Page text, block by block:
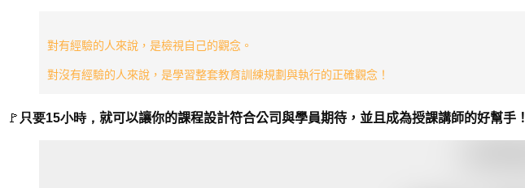
對有經驗的人來說，是檢視自己的觀念。
對沒有經驗的人來說，是學習整套教育訓練規劃與執行的正確觀念！
🚩 只要15小時， 就可以讓你的課程設計符合公司與學員期待，並且成為授課講師的好幫手！